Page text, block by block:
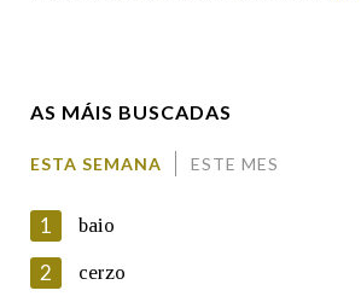
AS MÁIS BUSCADAS
ESTA SEMANA ESTE MES
1 baio
2 cerzo